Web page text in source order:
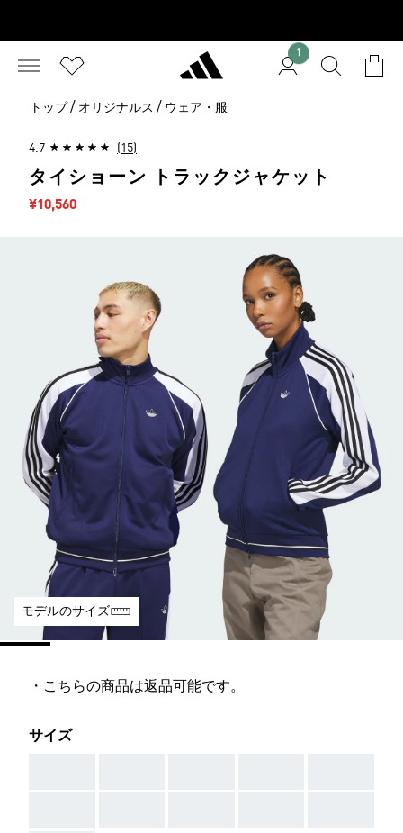
1
トップ / オリジナルス / ウェア・服
4.7 (15)
タイショーン トラックジャケット
セール価格
¥10,560
モデルのサイズ
・こちらの商品は返品可能です。
サイズ